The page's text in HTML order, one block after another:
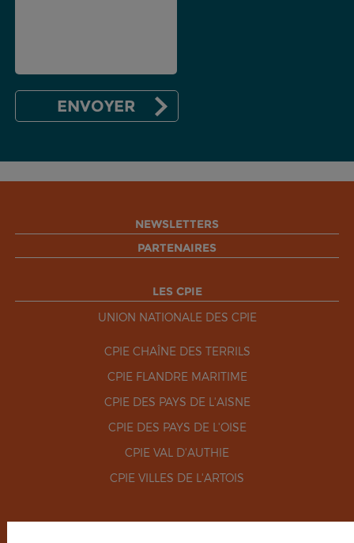
NEWSLETTERS
PARTENAIRES
LES CPIE
UNION NATIONALE DES CPIE
CPIE CHAÎNE DES TERRILS
CPIE FLANDRE MARITIME
CPIE DES PAYS DE L'AISNE
CPIE DES PAYS DE L'OISE
CPIE VAL D'AUTHIE
CPIE VILLES DE L'ARTOIS